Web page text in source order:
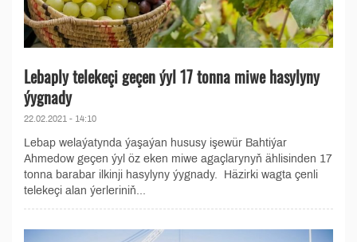
Lebaply telekeçi geçen ýyl 17 tonna miwe hasylyny
ýygnady
22.02.2021 - 14:10
Lebap welaýatynda ýaşaýan hususy işewür Bahtiýar
Ahmedow geçen ýyl öz eken miwe agaçlarynyň ählisinden 17
tonna barabar ilkinji hasylyny ýygnady. Häzirki wagta çenli
telekeçi alan ýerleriniň...